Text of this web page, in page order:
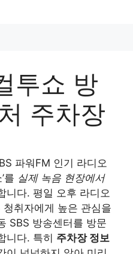
투쇼 방
주차장
파워FM 인기 라디오
를 실제 녹음 현장에서
니다. 평일 오후 라디오
취자에게 높은 관심을
SBS 방송센터를 방문
니다. 특히 주차장 정보